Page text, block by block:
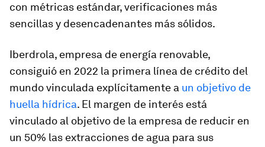
con métricas estándar, verificaciones más
sencillas y desencadenantes más sólidos.
Iberdrola, empresa de energía renovable,
consiguió en 2022 la primera línea de crédito del
mundo vinculada explícitamente a un objetivo de
huella hídrica. El margen de interés está
vinculado al objetivo de la empresa de reducir en
un 50% las extracciones de agua para sus